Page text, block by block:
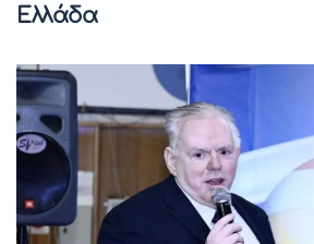
Ελλάδα